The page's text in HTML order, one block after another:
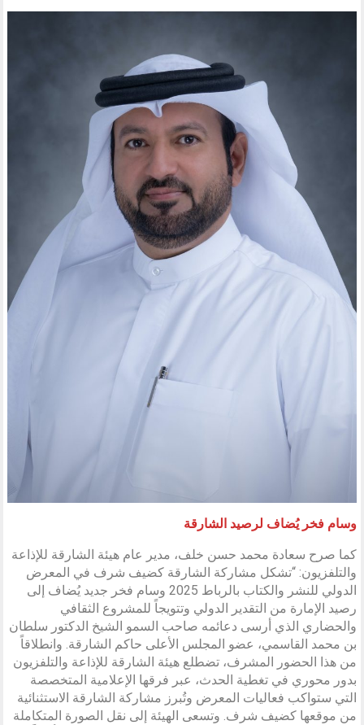
وسام فخر يُضاف لرصيد الشارقة
كما صرح سعادة محمد حسن خلف، مدير عام هيئة الشارقة للإذاعة
والتلفزيون: “تشكل مشاركة الشارقة كضيف شرف في المعرض
الدولي للنشر والكتاب بالرباط 2025 وسام فخر جديد يُضاف إلى
رصيد الإمارة من التقدير الدولي وتتويجاً للمشروع الثقافي
والحضاري الذي أرسى دعائمه صاحب السمو الشيخ الدكتور سلطان
بن محمد القاسمي، عضو المجلس الأعلى حاكم الشارقة. وانطلاقاً
من هذا الحضور المشرف، تضطلع هيئة الشارقة للإذاعة والتلفزيون
بدور محوري في تغطية الحدث، عبر فرقها الإعلامية المتخصصة
التي ستواكب فعاليات المعرض وتُبرز مشاركة الشارقة الاستثنائية
من موقعها كضيف شرف. وتسعى الهيئة إلى نقل الصورة المتكاملة